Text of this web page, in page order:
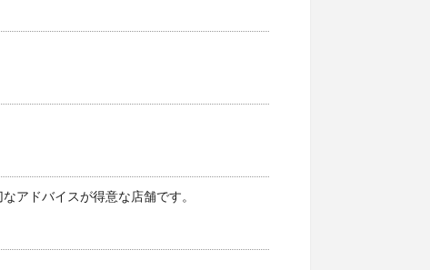
アドバイスが得意な店舗です。